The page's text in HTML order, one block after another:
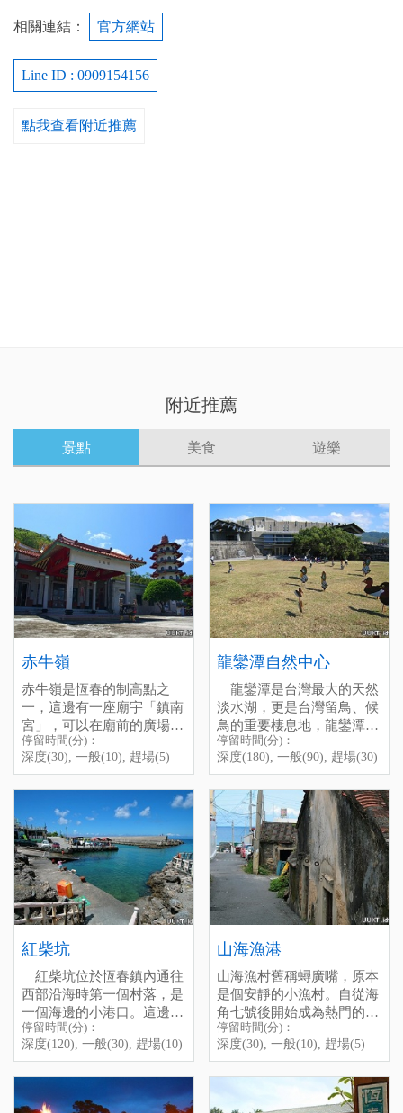
相關連結： 官方網站
Line ID : 0909154156
點我查看附近推薦
附近推薦
景點 美食 遊樂
赤牛嶺
赤牛嶺是恆春的制高點之
一，這邊有一座廟宇「鎮南
宮」，可以在廟前的廣場居
高俯瞰整個恆春鎮的景觀，
視野非常好，這裡也是觀星
的好地點，天氣好的時候還
能看見龍鑾潭與海，是拍照
賞景的好地點。
從恆春工商一旁的路進去，
順著路開上山，經過恆春生
態農場再往上走，便可抵達
此地，但夜間人車稀少，路
燈較少，行車需注意安全。
Chi-Niu-Ling
Chi-Niu-Ling is one of the
highIights of Hengchun
Town. There is a temple
named “Zhen-Nan-Gong”
here, you can see the whole
town at the square of the
temple, even the Lake ”Long
Luan Tan” as weII as the sea.
On a cloudless night, lt is
aIso a good place to see the
To go to Chi-Niu-Ling, you
have to go straight on the
road beside Hengchun
Vocational High SchooI, past
the Hengchun Farm, and you
wiII arrive soon. Be careful,
there are onIy a few cars or
people that pass by here at
night, it is a bit dark, please
drive sIowly and don’t forget
to bring the flashIight.
停留時間(分)：深度(30), 一
般(10), 趕場(5)
停留時間(分)：
深度(30), 一般(10), 趕場(5)
龍鑾潭自然中心
龍鑾潭是台灣最大的天然
淡水湖，更是台灣留鳥、候
鳥的重要棲息地，龍鑾潭自
然中心就是為此而設的。自
然中心位於龍鑾潭的西岸，
為避免驚擾到鳥兒，從停車
場到自然中心有一段路。初
見自然中心，站長還真驚艷
於她別緻的建築風格，一種
好輕穎的感覺，因為她彷彿
如水鳥般的憩在那兒修整雙
翅，得輕輕的接近才行。
除了遠觀，龍鑾潭自然中
心裡還架設了許多架高倍數
望遠鏡，終於知道，原來龍
鑾潭是這麼熱鬧，可以這麼
親近的看著這麼多的水鴨、
水鳥，在湖裡生氣勃勃的忙
東忙西的，還是很感動的。
附帶一提，中心有一排藤
椅，在炎炎的墾丁下午，面
椅上，頭靠在椅背上剛好，
吹著冷氣，睡個午覺，真的
停留時間(分)：
深度(180), 一般(90), 趕場(30)
紅柴坑
紅柴坑位於恆春鎮內通往
西部沿海時第一個村落，是
一個海邊的小港口。這邊主
要的觀光點則是小海豚半潛
艇，可以觀賞西部海岸的海
底景觀。
停留時間(分)：深度(120),
停留時間(分)：
深度(120), 一般(30), 趕場(10)
山海漁港
山海漁村舊稱蟳廣嘴，原本
是個安靜的小漁村。自從海
角七號後開始成為熱門的景
點之一。不過這裡巷弄狹
窄，車輛出入不易會車，假
日建議步行至漁港參觀。
Shanhai Fishery Harbor
Shanhai Fishery Harbor was
caIled "Xun-guang-zui", it
停留時間(分)：
深度(30), 一般(10), 趕場(5)